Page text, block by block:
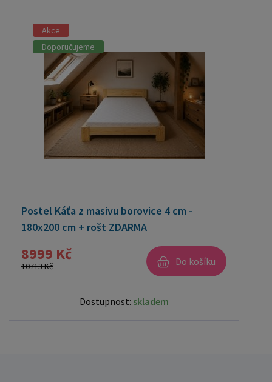
Akce
Doporučujeme
Postel Káťa z masivu borovice 4 cm -
180x200 cm + rošt ZDARMA
8999 Kč
10713 Kč Do košíku
Dostupnost: skladem